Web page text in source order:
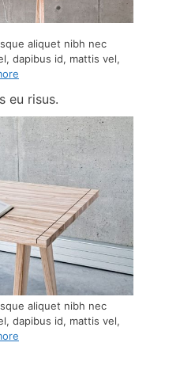
aliquet nibh nec
dapibus id, mattis vel,
eu risus.
aliquet nibh nec
dapibus id, mattis vel,